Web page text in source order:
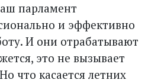
парламент
и эффективно
И они отрабатывают
это не вызывает
что касается летних